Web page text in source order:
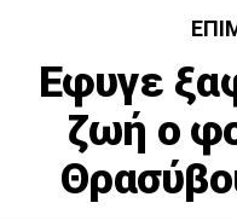
Εφυγε
ζωή ο